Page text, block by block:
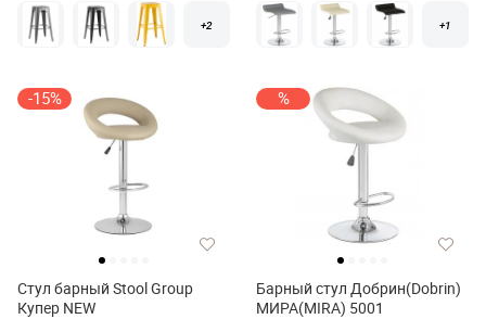
+2 +1
-15%
Стул барный Stool Group
Купер NEW
%
Барный стул Добрин(Dobrin)
МИРА(MIRA) 5001